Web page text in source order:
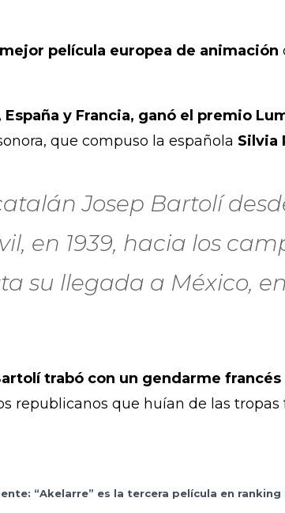
película europea de animación
y Francia, ganó el premio
que compuso la española Silvia
Josep Bartolí
en 1939, hacia los
su llegada a México,
trabó con un gendarme francés
republicanos que huían de las tropas
“Akelarre” es la tercera película en